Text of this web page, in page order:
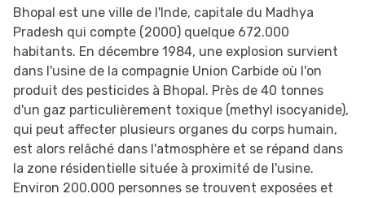
Bhopal est une ville de l'Inde, capitale du Madhya
Pradesh qui compte (2000) quelque 672.000
habitants. En décembre 1984, une explosion survient
dans l'usine de la compagnie Union Carbide où l'on
produit des pesticides à Bhopal. Près de 40 tonnes
d'un gaz particulièrement toxique (methyl isocyanide),
qui peut affecter plusieurs organes du corps humain,
est alors relâché dans l'atmosphère et se répand dans
la zone résidentielle située à proximité de l'usine.
Environ 200.000 personnes se trouvent exposées et